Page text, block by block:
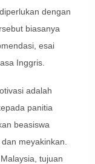
dengan
biasanya
esai
Inggris.
adalah
panitia
beasiswa
meyakinkan.
tujuan